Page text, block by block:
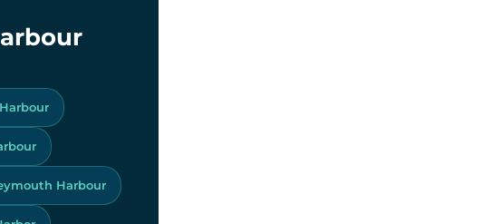
Harbour